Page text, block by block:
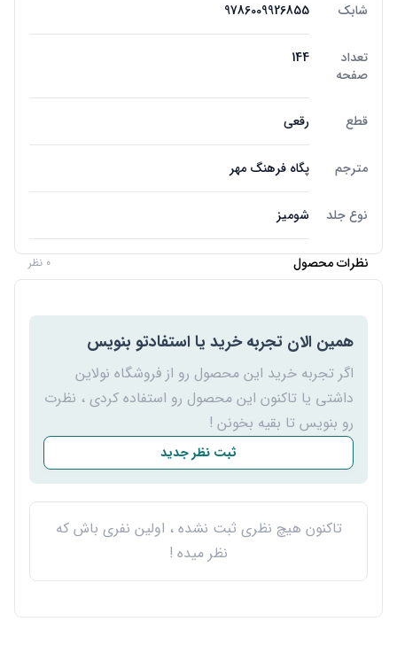
شابک 9786009926855
تعداد
صفحه
144
قطع رقعی
مترجم پگاه فرهنگ مهر
نوع جلد شومیز
نظرات محصول 0 نظر
همین الان تجربه خرید یا استفادتو بنویس
اگر تجربه خرید این محصول رو از فروشگاه نولاین
داشتی یا تاکنون این محصول رو استفاده کردی ، نظرت
رو بنویس تا بقیه بخونن !
ثبت نظر جدید
تاکنون هیچ نظری ثبت نشده ، اولین نفری باش که
نظر میده !